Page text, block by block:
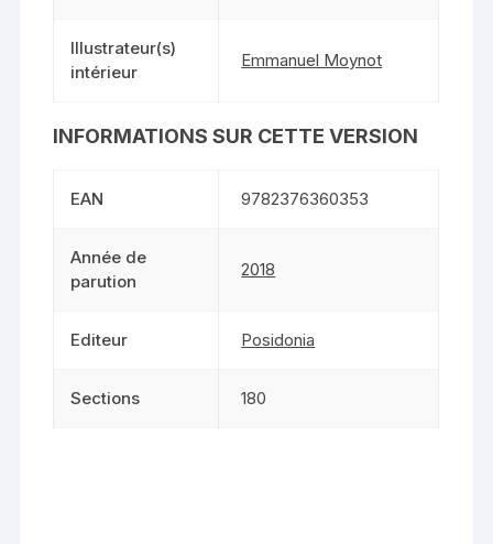
Illustrateur(s)
intérieur
Emmanuel Moynot
INFORMATIONS SUR CETTE VERSION
EAN 9782376360353
Année de
parution
2018
Editeur Posidonia
Sections 180